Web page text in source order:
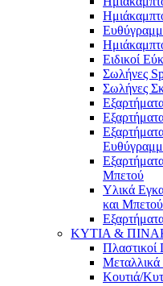
Ειδικοί
Σωλήνες
Σωλήνες
Μπετού
Υλικά
και Μπετού
ΚΥΤΙΑ &
Πλαστικοί
Μεταλλικά
Κουτιά/